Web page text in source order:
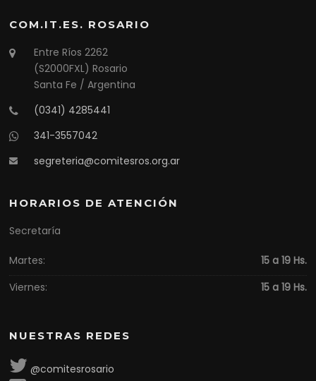
COM.IT.ES. ROSARIO
Entre Ríos 2262
(S2000FXL) Rosario
Santa Fe / Argentina
(0341) 4285441
341-3557042
segreteria@comitesros.org.ar
HORARIOS DE ATENCIÓN
Secretaría
Martes:
15 a 19 Hs.
Viernes:
15 a 19 Hs.
NUESTRAS REDES
@comitesrosario